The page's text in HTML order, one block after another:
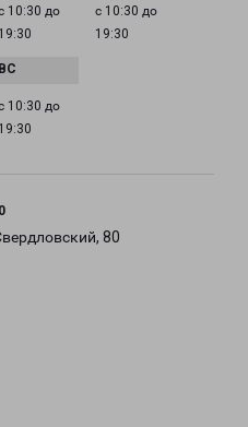
10:30 до
19:30
с 10:30 до
19:30
10:30 до
19:30
80